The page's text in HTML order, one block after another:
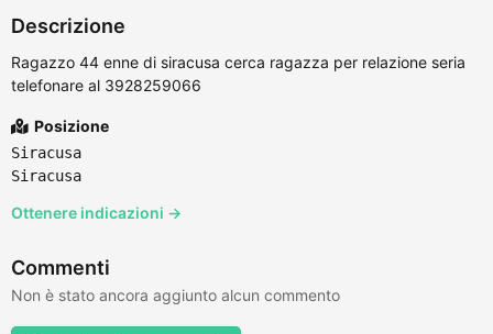
Descrizione
Ragazzo 44 enne di siracusa cerca ragazza per relazione seria
telefonare al 3928259066
Posizione
Siracusa
Siracusa
Ottenere indicazioni →
Commenti
Non è stato ancora aggiunto alcun commento